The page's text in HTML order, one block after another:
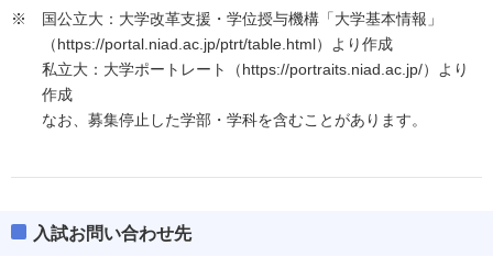
国公立大：大学改革支援・学位授与機構「大学基本情報」
（https://portal.niad.ac.jp/ptrt/table.html）より作成
私立大：大学ポートレート（https://portraits.niad.ac.jp/）より
作成
なお、募集停止した学部・学科を含むことがあります。
入試お問い合わせ先